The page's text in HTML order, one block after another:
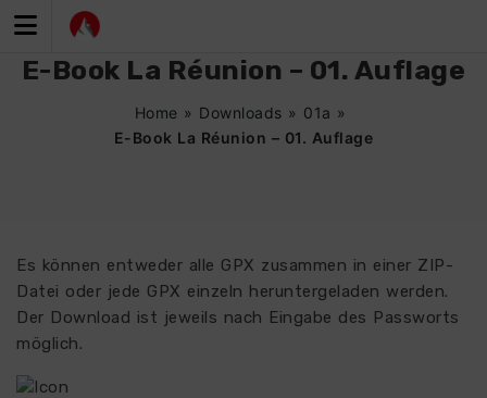
Inhalt
E-Book La Réunion – 01. Auflage
Home » Downloads » 01a »
E-Book La Réunion – 01. Auflage
Es können entweder alle GPX zusammen in einer ZIP-
Datei oder jede GPX einzeln heruntergeladen werden.
Der Download ist jeweils nach Eingabe des Passworts
möglich.